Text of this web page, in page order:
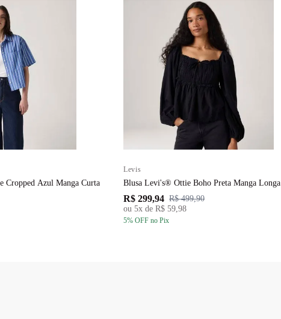
Cropped Azul Manga Curta
Levis
Blusa Levi's® Ottie Boho Preta Manga Longa
R$ 299,94 R$ 499,90
ou 5x de R$ 59,98
5% OFF no Pix